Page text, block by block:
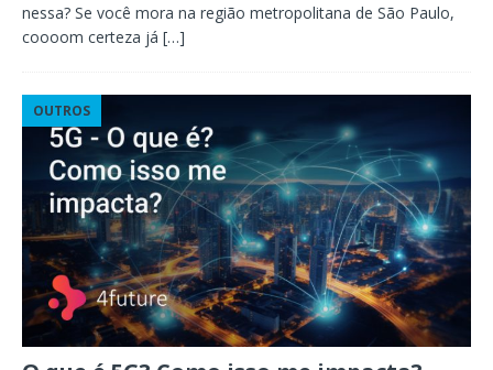
nessa? Se você mora na região metropolitana de São Paulo,
coooom certeza já […]
OUTROS